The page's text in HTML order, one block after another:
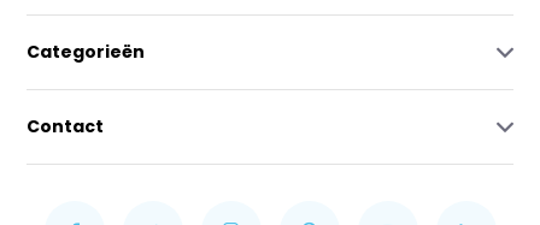
Categorieën
Contact